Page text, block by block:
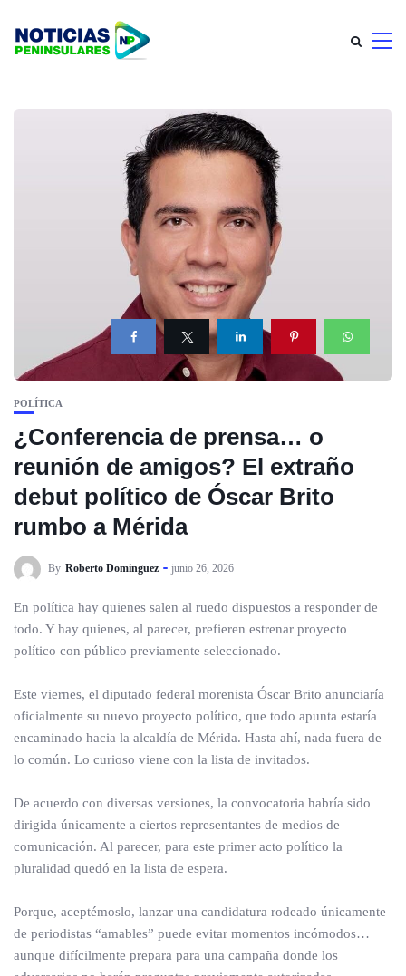
POLÍTICA
¿Conferencia de prensa… o
reunión de amigos? El extraño
debut político de Óscar Brito
rumbo a Mérida
By Roberto Dominguez junio 26, 2026
En política hay quienes salen al ruedo dispuestos a responder de
todo. Y hay quienes, al parecer, prefieren estrenar proyecto
político con público previamente seleccionado.
Este viernes, el diputado federal morenista Óscar Brito anunciaría
oficialmente su nuevo proyecto político, que todo apunta estaría
encaminado hacia la alcaldía de Mérida. Hasta ahí, nada fuera de
lo común. Lo curioso viene con la lista de invitados.
De acuerdo con diversas versiones, la convocatoria habría sido
dirigida únicamente a ciertos representantes de medios de
comunicación. Al parecer, para este primer acto político la
pluralidad quedó en la lista de espera.
Porque, aceptémoslo, lanzar una candidatura rodeado únicamente
de periodistas “amables” puede evitar momentos incómodos…
aunque difícilmente prepara para una campaña donde los